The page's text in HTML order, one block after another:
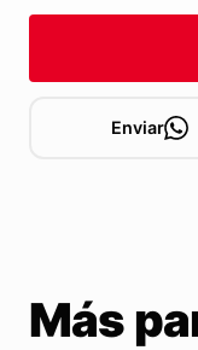
Enviar
Más